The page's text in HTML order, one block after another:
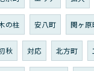
の柱 安八町 関ヶ原
秋 対応 北方町